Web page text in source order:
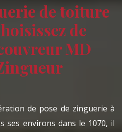
de toiture
de
MD
de pose de zinguerie à
ses environs dans le 1070, il